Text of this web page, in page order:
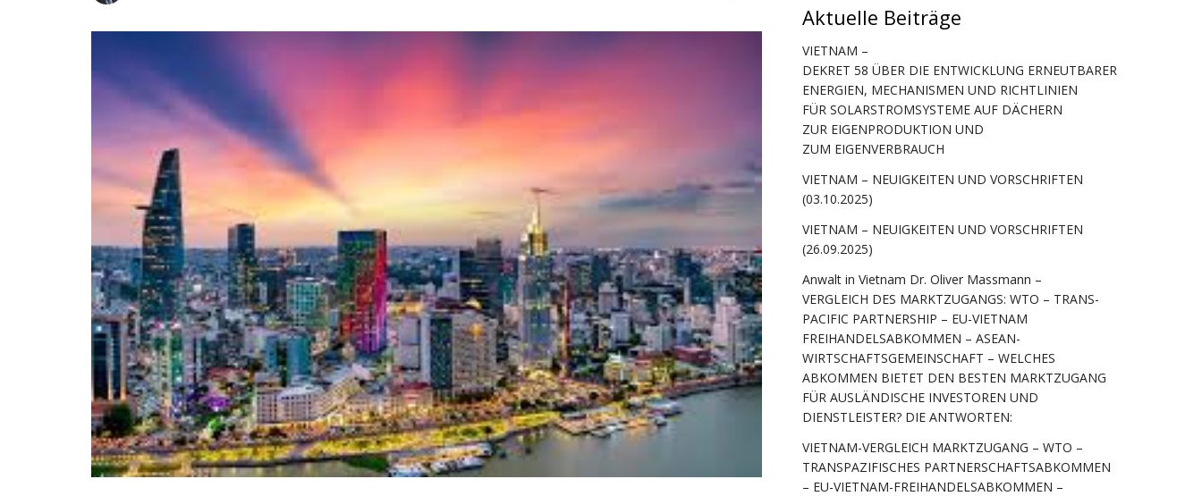
Aktuelle Beiträge
VIETNAM –
DEKRET 58 ÜBER DIE ENTWICKLUNG ERNEUTBARER
ENERGIEN, MECHANISMEN UND RICHTLINIEN
FÜR SOLARSTROMSYSTEME AUF DÄCHERN
ZUR EIGENPRODUKTION UND
ZUM EIGENVERBRAUCH
VIETNAM – NEUIGKEITEN UND VORSCHRIFTEN
(03.10.2025)
VIETNAM – NEUIGKEITEN UND VORSCHRIFTEN
(26.09.2025)
Anwalt in Vietnam Dr. Oliver Massmann –
VERGLEICH DES MARKTZUGANGS: WTO – TRANS-
PACIFIC PARTNERSHIP – EU-VIETNAM
FREIHANDELSABKOMMEN – ASEAN-
WIRTSCHAFTSGEMEINSCHAFT – WELCHES
ABKOMMEN BIETET DEN BESTEN MARKTZUGANG
FÜR AUSLÄNDISCHE INVESTOREN UND
DIENSTLEISTER? DIE ANTWORTEN:
VIETNAM-VERGLEICH MARKTZUGANG – WTO –
TRANSPAZIFISCHES PARTNERSCHAFTSABKOMMEN
– EU-VIETNAM-FREIHANDELSABKOMMEN –